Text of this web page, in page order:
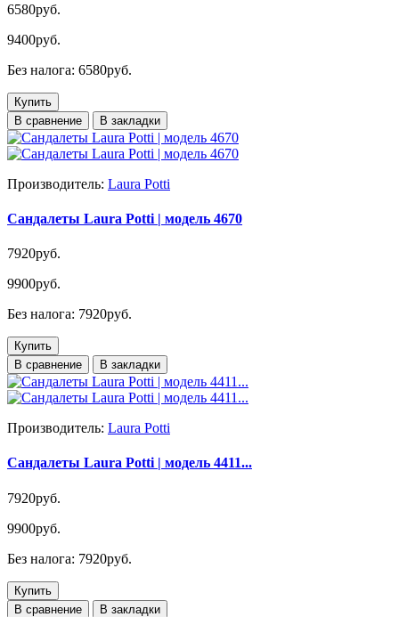
6580руб.
9400руб.
Без налога: 6580руб.
Купить
В сравнение
В закладки
Производитель: Laura Potti
Сандалеты Laura Potti | модель 4670
7920руб.
9900руб.
Без налога: 7920руб.
Купить
В сравнение
В закладки
Производитель: Laura Potti
Сандалеты Laura Potti | модель 4411...
7920руб.
9900руб.
Без налога: 7920руб.
Купить
В сравнение
В закладки